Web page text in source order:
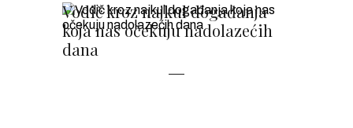
Vodič kroz najkul događanja
koja nas očekuju nadolazećih
dana